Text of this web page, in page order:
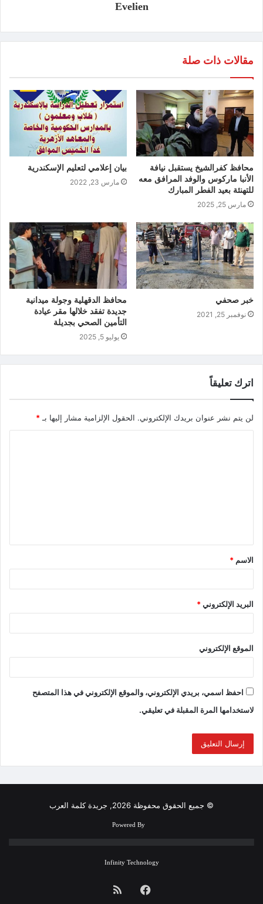
Evelien
مقالات ذات صلة
محافظ كفرالشيخ يستقبل نيافة
الأنبا ماركوس والوفد المرافق معه
للتهنئة بعيد الفطر المبارك
مارس 25, 2025
بيان إعلامي لتعليم الإسكندرية
مارس 23, 2022
خبر صحفي
نوفمبر 25, 2021
محافظ الدقهلية وجولة ميدانية
جديدة تفقد خلالها مقر عيادة
التأمين الصحي بجديلة
يوليو 5, 2025
اترك تعليقاً
لن يتم نشر عنوان بريدك الإلكتروني. الحقول الإلزامية مشار إليها بـ *
الاسم *
البريد الإلكتروني*
الموقع الإلكتروني
احفظ اسمي، بريدي الإلكتروني، والموقع الإلكتروني في هذا المتصفح
لاستخدامها المرة المقبلة في تعليقي.
© جميع الحقوق محفوظة 2026, جريدة كلمة العرب